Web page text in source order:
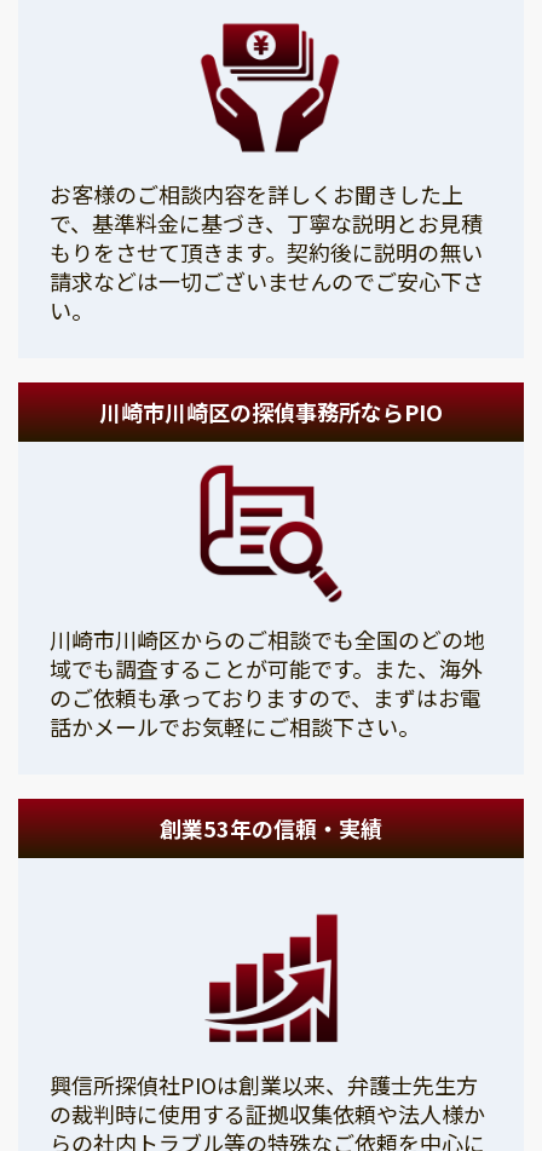
お客様のご相談内容を詳しくお聞きした上
で、基準料金に基づき、丁寧な説明とお見積
もりをさせて頂きます。契約後に説明の無い
請求などは一切ございませんのでご安心下さ
い。
川崎市川崎区の探偵事務所ならPIO
川崎市川崎区からのご相談でも全国のどの地
域でも調査することが可能です。また、海外
のご依頼も承っておりますので、まずはお電
話かメールでお気軽にご相談下さい。
創業53年の信頼・実績
興信所探偵社PIOは創業以来、弁護士先生方
の裁判時に使用する証拠収集依頼や法人様か
らの社内トラブル等の特殊なご依頼を中心に